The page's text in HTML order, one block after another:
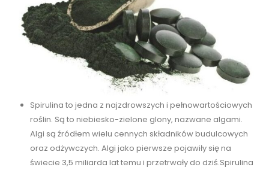
Spirulina to jedna z najzdrowszych i pełnowartościowych
roślin. Są to niebiesko-zielone glony, nazwane algami.
Algi są źródłem wielu cennych składników budulcowych
oraz odżywczych. Algi jako pierwsze pojawiły się na
świecie 3,5 miliarda lat temu i przetrwały do dziś.Spirulina